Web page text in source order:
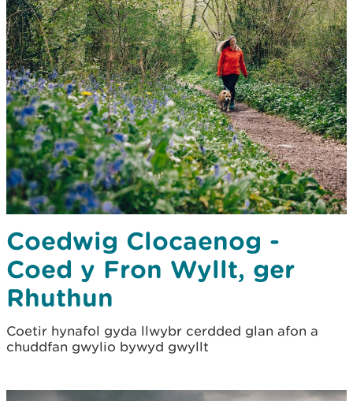
Coedwig Clocaenog -
Coed y Fron Wyllt, ger
Rhuthun
Coetir hynafol gyda llwybr cerdded glan afon a
chuddfan gwylio bywyd gwyllt